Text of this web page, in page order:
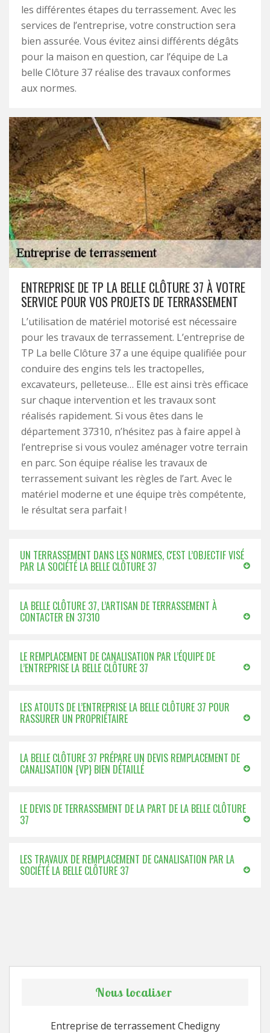
les différentes étapes du terrassement. Avec les
services de l’entreprise, votre construction sera
bien assurée. Vous évitez ainsi différents dégâts
pour la maison en question, car l’équipe de La
belle Clôture 37 réalise des travaux conformes
aux normes.
ENTREPRISE DE TP LA BELLE CLÔTURE 37 À VOTRE
SERVICE POUR VOS PROJETS DE TERRASSEMENT
L’utilisation de matériel motorisé est nécessaire
pour les travaux de terrassement. L’entreprise de
TP La belle Clôture 37 a une équipe qualifiée pour
conduire des engins tels les tractopelles,
excavateurs, pelleteuse… Elle est ainsi très efficace
sur chaque intervention et les travaux sont
réalisés rapidement. Si vous êtes dans le
département 37310, n’hésitez pas à faire appel à
l’entreprise si vous voulez aménager votre terrain
en parc. Son équipe réalise les travaux de
terrassement suivant les règles de l’art. Avec le
matériel moderne et une équipe très compétente,
le résultat sera parfait !
UN TERRASSEMENT DANS LES NORMES, C'EST L’OBJECTIF VISÉ
PAR LA SOCIÉTÉ LA BELLE CLÔTURE 37
LA BELLE CLÔTURE 37, L’ARTISAN DE TERRASSEMENT À
CONTACTER EN 37310
LE REMPLACEMENT DE CANALISATION PAR L’ÉQUIPE DE
L’ENTREPRISE LA BELLE CLÔTURE 37
LES ATOUTS DE L’ENTREPRISE LA BELLE CLÔTURE 37 POUR
RASSURER UN PROPRIÉTAIRE
LA BELLE CLÔTURE 37 PRÉPARE UN DEVIS REMPLACEMENT DE
CANALISATION {VP} BIEN DÉTAILLÉ
LE DEVIS DE TERRASSEMENT DE LA PART DE LA BELLE CLÔTURE
37
LES TRAVAUX DE REMPLACEMENT DE CANALISATION PAR LA
SOCIÉTÉ LA BELLE CLÔTURE 37
Nous localiser
Entreprise de terrassement Chedigny